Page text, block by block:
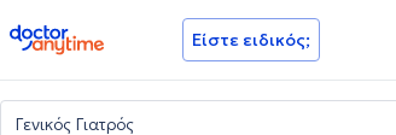
doctoranytime Είστε ειδικός;